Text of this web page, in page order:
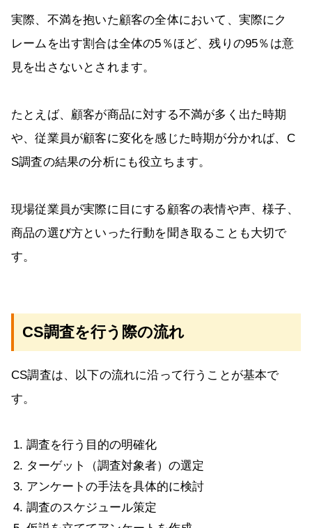
実際、不満を抱いた顧客の全体において、実際にク
レームを出す割合は全体の5％ほど、残りの95％は意
見を出さないとされます。
たとえば、顧客が商品に対する不満が多く出た時期
や、従業員が顧客に変化を感じた時期が分かれば、C
S調査の結果の分析にも役立ちます。
現場従業員が実際に目にする顧客の表情や声、様子、
商品の選び方といった行動を聞き取ることも大切で
す。
CS調査を行う際の流れ
CS調査は、以下の流れに沿って行うことが基本で
す。
調査を行う目的の明確化
ターゲット（調査対象者）の選定
アンケートの手法を具体的に検討
調査のスケジュール策定